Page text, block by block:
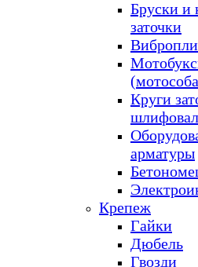
Бруски и
заточки
Круги
арматуры
Крепеж
Гайки
Дюбель
Гвозди